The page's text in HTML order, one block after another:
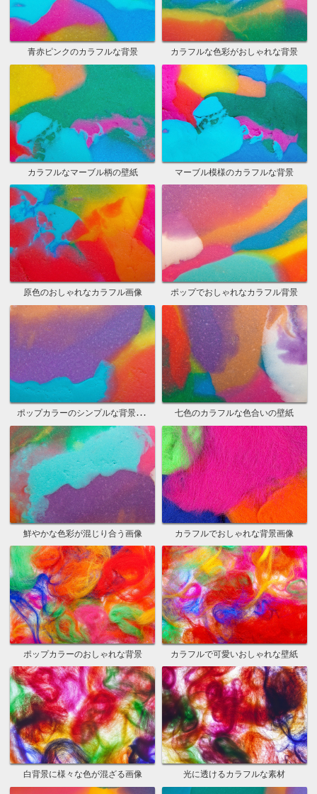
青赤ピンクのカラフルな背景 カラフルな色彩がおしゃれな背景
カラフルなマーブル柄の壁紙 マーブル模様のカラフルな背景
原色のおしゃれなカラフル画像 ポップでおしゃれなカラフル背景
ポップカラーのシンプルな背景壁紙 七色のカラフルな色合いの壁紙
鮮やかな色彩が混じり合う画像 カラフルでおしゃれな背景画像
ポップカラーのおしゃれな背景 カラフルで可愛いおしゃれな壁紙
白背景に様々な色が混ざる画像 光に透けるカラフルな素材